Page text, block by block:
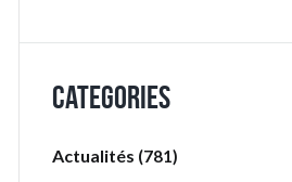
Categories
Actualités (781)